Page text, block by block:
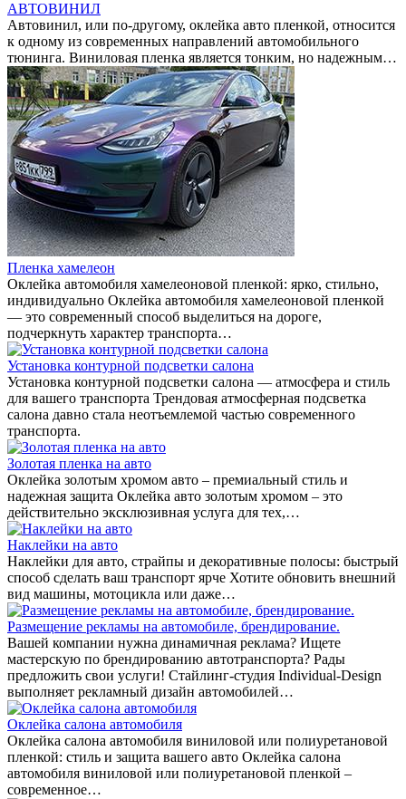
АВТОВИНИЛ
Автовинил, или по-другому, оклейка авто пленкой, относится
к одному из современных направлений автомобильного
тюнинга. Виниловая пленка является тонким, но надежным…
Пленка хамелеон
Оклейка автомобиля хамелеоновой пленкой: ярко, стильно,
индивидуально Оклейка автомобиля хамелеоновой пленкой
— это современный способ выделиться на дороге,
подчеркнуть характер транспорта…
Установка контурной подсветки салона
Установка контурной подсветки салона — атмосфера и стиль
для вашего транспорта Трендовая атмосферная подсветка
салона давно стала неотъемлемой частью современного
транспорта.
Золотая пленка на авто
Оклейка золотым хромом авто – премиальный стиль и
надежная защита Оклейка авто золотым хромом – это
действительно эксклюзивная услуга для тех,…
Наклейки на авто
Наклейки для авто, страйпы и декоративные полосы: быстрый
способ сделать ваш транспорт ярче Хотите обновить внешний
вид машины, мотоцикла или даже…
Размещение рекламы на автомобиле, брендирование.
Вашей компании нужна динамичная реклама? Ищете
мастерскую по брендированию автотранспорта? Рады
предложить свои услуги! Стайлинг-студия Individual-Design
выполняет рекламный дизайн автомобилей…
Оклейка салона автомобиля
Оклейка салона автомобиля виниловой или полиуретановой
пленкой: стиль и защита вашего авто Оклейка салона
автомобиля виниловой или полиуретановой пленкой –
современное…